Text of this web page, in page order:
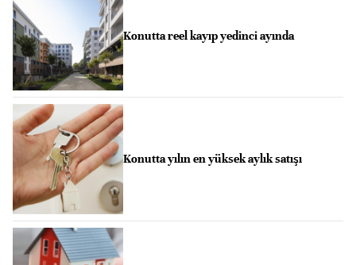
Konutta reel kayıp yedinci ayında
Konutta yılın en yüksek aylık satışı